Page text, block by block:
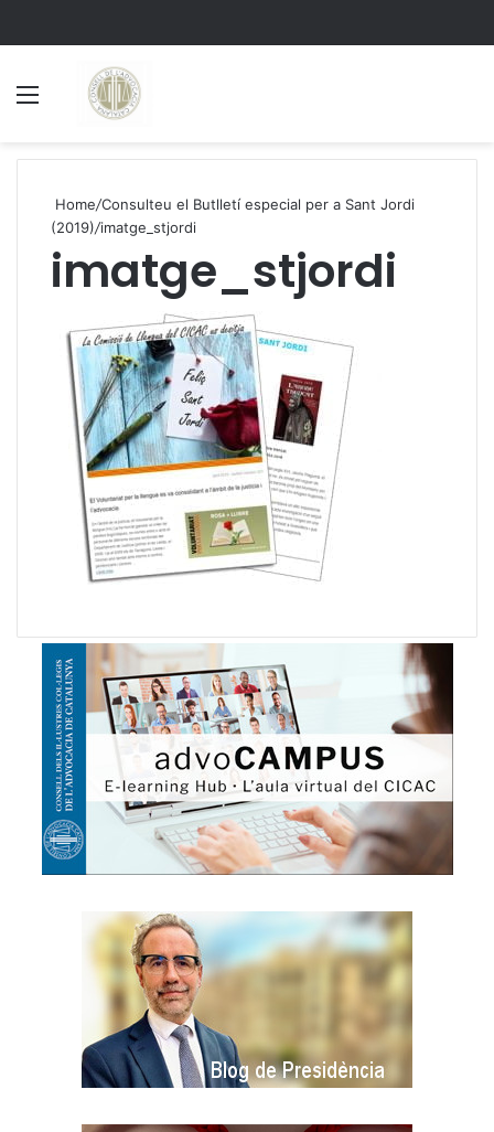
Home/Consulteu el Butlletí especial per a Sant Jordi
(2019)/imatge_stjordi
imatge_stjordi